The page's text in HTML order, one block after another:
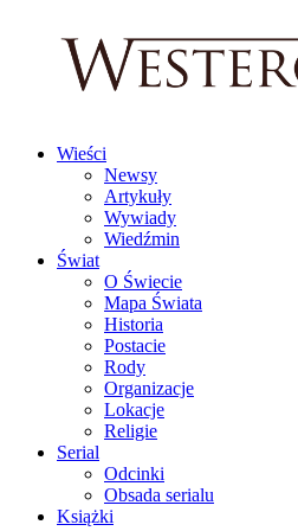
Wieści
Newsy
Artykuły
Wywiady
Wiedźmin
Świat
O Świecie
Mapa Świata
Historia
Postacie
Rody
Organizacje
Lokacje
Religie
Serial
Odcinki
Obsada serialu
Książki